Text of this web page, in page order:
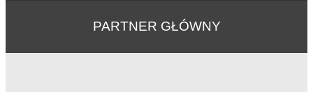
PARTNER GŁÓWNY